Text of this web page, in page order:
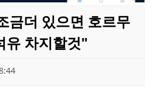
금더 있으면 호르무
유 차지할것"